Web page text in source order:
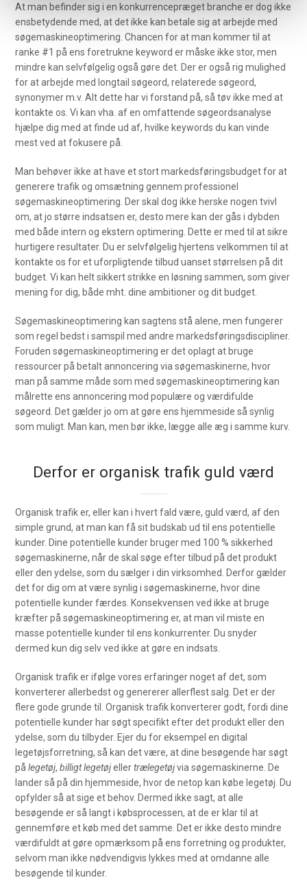
At man befinder sig i en konkurrencepræget branche er dog ikke
ensbetydende med, at det ikke kan betale sig at arbejde med
søgemaskineoptimering. Chancen for at man kommer til at
ranke #1 på ens foretrukne keyword er måske ikke stor, men
mindre kan selvfølgelig også gøre det. Der er også rig mulighed
for at arbejde med longtail søgeord, relaterede søgeord,
synonymer m.v. Alt dette har vi forstand på, så tøv ikke med at
kontakte os. Vi kan vha. af en omfattende søgeordsanalyse
hjælpe dig med at finde ud af, hvilke keywords du kan vinde
mest ved at fokusere på.
Man behøver ikke at have et stort markedsføringsbudget for at
generere trafik og omsætning gennem professionel
søgemaskineoptimering. Der skal dog ikke herske nogen tvivl
om, at jo større indsatsen er, desto mere kan der gås i dybden
med både intern og ekstern optimering. Dette er med til at sikre
hurtigere resultater. Du er selvfølgelig hjertens velkommen til at
kontakte os for et uforpligtende tilbud uanset størrelsen på dit
budget. Vi kan helt sikkert strikke en løsning sammen, som giver
mening for dig, både mht. dine ambitioner og dit budget.
Søgemaskineoptimering kan sagtens stå alene, men fungerer
som regel bedst i samspil med andre markedsføringsdiscipliner.
Foruden søgemaskineoptimering er det oplagt at bruge
ressourcer på betalt annoncering via søgemaskinerne, hvor
man på samme måde som med søgemaskineoptimering kan
målrette ens annoncering mod populære og værdifulde
søgeord. Det gælder jo om at gøre ens hjemmeside så synlig
som muligt. Man kan, men bør ikke, lægge alle æg i samme kurv.
Derfor er organisk trafik guld værd
Organisk trafik er, eller kan i hvert fald være, guld værd, af den
simple grund, at man kan få sit budskab ud til ens potentielle
kunder. Dine potentielle kunder bruger med 100 % sikkerhed
søgemaskinerne, når de skal søge efter tilbud på det produkt
eller den ydelse, som du sælger i din virksomhed. Derfor gælder
det for dig om at være synlig i søgemaskinerne, hvor dine
potentielle kunder færdes. Konsekvensen ved ikke at bruge
kræfter på søgemaskineoptimering er, at man vil miste en
masse potentielle kunder til ens konkurrenter. Du snyder
dermed kun dig selv ved ikke at gøre en indsats.
Organisk trafik er ifølge vores erfaringer noget af det, som
konverterer allerbedst og genererer allerflest salg. Det er der
flere gode grunde til. Organisk trafik konverterer godt, fordi dine
potentielle kunder har søgt specifikt efter det produkt eller den
ydelse, som du tilbyder. Ejer du for eksempel en digital
legetøjsforretning, så kan det være, at dine besøgende har søgt
pålegetøj,billigt legetøjellertrælegetøjvia søgemaskinerne. De
lander så på din hjemmeside, hvor de netop kan købe legetøj. Du
opfylder så at sige et behov. Dermed ikke sagt, at alle
besøgende er så langt i købsprocessen, at de er klar til at
gennemføre et køb med det samme. Det er ikke desto mindre
værdifuldt at gøre opmærksom på ens forretning og produkter,
selvom man ikke nødvendigvis lykkes med at omdanne alle
besøgende til kunder.